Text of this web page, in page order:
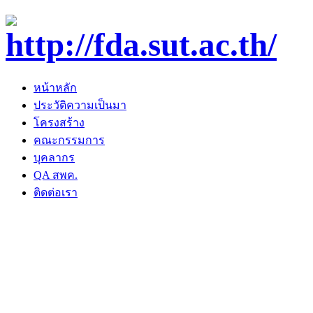
หน้าหลัก
ประวัติความเป็นมา
โครงสร้าง
คณะกรรมการ
บุคลากร
QA สพค.
ติดต่อเรา